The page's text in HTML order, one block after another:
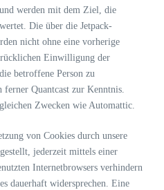
werden mit dem Ziel, die
Die über die Jetpack-
nicht ohne eine vorherige
Einwilligung der
betroffene Person zu
Quantcast zur Kenntnis.
Zwecken wie Automattic.
von Cookies durch unsere
jederzeit mittels einer
Internetbrowsers verhindern
dauerhaft widersprechen. Eine